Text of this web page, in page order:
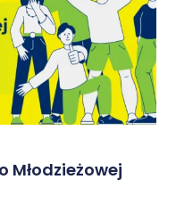
Młodzieżowej